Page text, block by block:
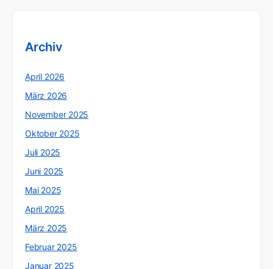
Archiv
April 2026
März 2026
November 2025
Oktober 2025
Juli 2025
Juni 2025
Mai 2025
April 2025
März 2025
Februar 2025
Januar 2025